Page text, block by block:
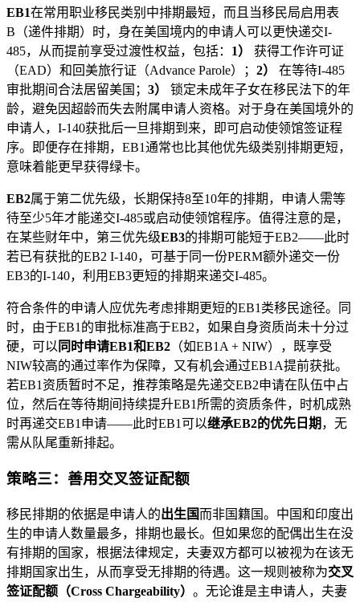
EB1在常用职业移民类别中排期最短，而且当移民局启用表
B（递件排期）时，身在美国境内的申请人可以更快递交I-
485，从而提前享受过渡性权益，包括： 1）
获得工作许可证
（EAD）和回美旅行证（Advance Parole）； 2）
在等待I-485
审批期间合法居留美国； 3）
锁定未成年子女在移民法下的年
龄，避免因超龄而失去附属申请人资格。对于身在美国境外的
申请人，I-140获批后一旦排期到来，即可启动使领馆签证程
序。即便存在排期，EB1通常也比其他优先级类别排期更短，
意味着能更早获得绿卡。
EB2属于第二优先级，长期保持8至10年的排期，申请人需等
待至少5年才能递交I-485或启动使领馆程序。值得注意的是，
在某些财年中，第三优先级EB3的排期可能短于EB2——此时
若已有获批的EB2 I-140，可基于同一份PERM额外递交一份
EB3的I-140，利用EB3更短的排期来递交I-485。
符合条件的申请人应优先考虑排期更短的EB1类移民途径。同
时，由于EB1的审批标准高于EB2，如果自身资质尚未十分过
硬，可以 同时申请EB1和EB2 （如EB1A + NIW），既享受
NIW较高的通过率作为保障，又有机会通过EB1A提前获批。
若EB1资质暂时不足，推荐策略是先递交EB2申请在队伍中占
位，然后在等待期间持续提升EB1所需的资质条件，时机成熟
时再递交EB1申请——此时EB1可以继承EB2的优先日期 ，无
需从队尾重新排起。
策略三：善用交叉签证配额
移民排期的依据是申请人的出生国 而非国籍国。中国和印度出
生的申请人数量最多，排期也最长。但如果您的配偶出生在没
有排期的国家，根据法律规定，夫妻双方都可以被视为在该无
排期国家出生，从而享受无排期的待遇。这一规则被称为交叉
签证配额（Cross Chargeability） 。无论谁是主申请人，夫妻